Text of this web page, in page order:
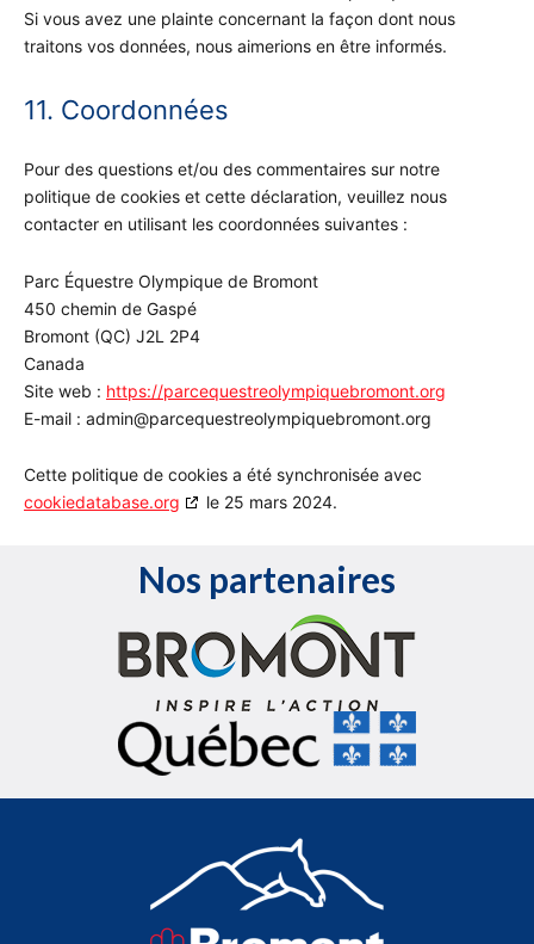
Si vous avez une plainte concernant la façon dont nous
traitons vos données, nous aimerions en être informés.
11. Coordonnées
Pour des questions et/ou des commentaires sur notre
politique de cookies et cette déclaration, veuillez nous
contacter en utilisant les coordonnées suivantes :
Parc Équestre Olympique de Bromont
450 chemin de Gaspé
Bromont (QC) J2L 2P4
Canada
Site web : https://parcequestreolympiquebromont.org
E-mail : admin@parcequestreolympiquebromont.org
Cette politique de cookies a été synchronisée avec
cookiedatabase.org
le 25 mars 2024.
Nos partenaires